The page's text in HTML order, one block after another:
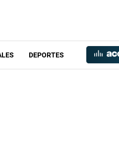
DEPORTES